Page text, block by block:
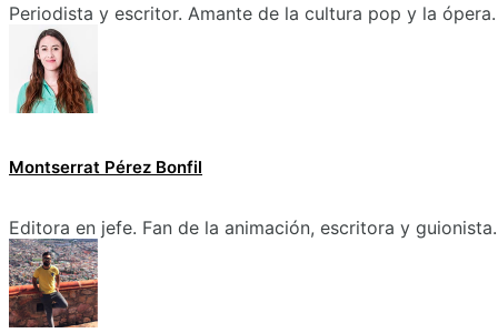
Periodista y escritor. Amante de la cultura pop y la ópera.
Montserrat Pérez Bonfil
Editora en jefe. Fan de la animación, escritora y guionista.